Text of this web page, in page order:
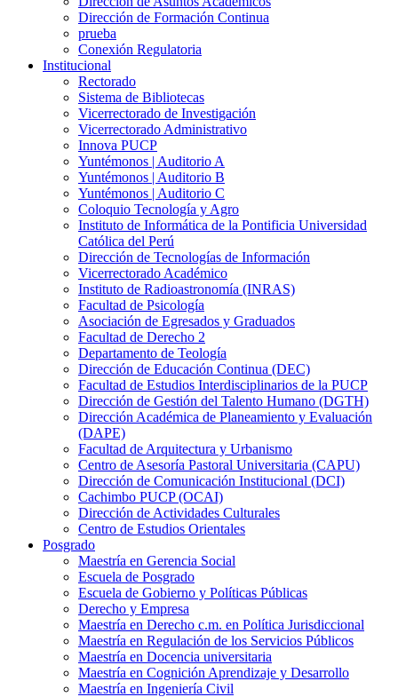
Dirección de Formación Continua
prueba
Conexión Regulatoria
Institucional
Rectorado
Sistema de Bibliotecas
Vicerrectorado de Investigación
Vicerrectorado Administrativo
Innova PUCP
Yuntémonos | Auditorio A
Yuntémonos | Auditorio B
Yuntémonos | Auditorio C
Coloquio Tecnología y Agro
Instituto de Informática de la Pontificia Universidad
Católica del Perú
Dirección de Tecnologías de Información
Vicerrectorado Académico
Instituto de Radioastronomía (INRAS)
Facultad de Psicología
Asociación de Egresados y Graduados
Facultad de Derecho 2
Departamento de Teología
Dirección de Educación Continua (DEC)
Facultad de Estudios Interdisciplinarios de la PUCP
Dirección de Gestión del Talento Humano (DGTH)
Dirección Académica de Planeamiento y Evaluación
(DAPE)
Facultad de Arquitectura y Urbanismo
Centro de Asesoría Pastoral Universitaria (CAPU)
Dirección de Comunicación Institucional (DCI)
Cachimbo PUCP (OCAI)
Dirección de Actividades Culturales
Centro de Estudios Orientales
Posgrado
Maestría en Gerencia Social
Escuela de Posgrado
Escuela de Gobierno y Políticas Públicas
Derecho y Empresa
Maestría en Derecho c.m. en Política Jurisdiccional
Maestría en Regulación de los Servicios Públicos
Maestría en Docencia universitaria
Maestría en Cognición Aprendizaje y Desarrollo
Maestría en Ingeniería Civil